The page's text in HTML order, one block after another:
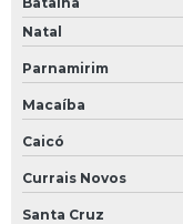
Natal
Parnamirim
Macaíba
Caicó
Currais Novos
Santa Cruz